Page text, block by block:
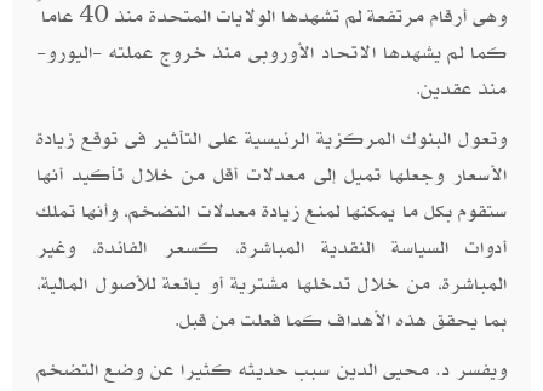
وهى أرقام مرتفعة لم تشهدها الولايات المتحدة منذ 40 عاماً
كما لم يشهدها الاتحاد الأوروبى منذ خروج عملته -اليورو-
منذ عقدين.
وتعول البنوك المركزية الرئيسية على التأثير فى توقع زيادة
الأسعار وجعلها تميل إلى معدلات أقل من خلال تأكيد أنها
ستقوم بكل ما يمكنها لمنع زيادة معدلات التضخم، وأنها تملك
أدوات السياسة النقدية المباشرة، كسعر الفائدة، وغير
المباشرة، من خلال تدخلها مشترية أو بائعة للأصول المالية،
بما يحقق هذه الأهداف كما فعلت من قبل.
ويفسر د. محيى الدين سبب حديثه كثيرا عن وضع التضخم